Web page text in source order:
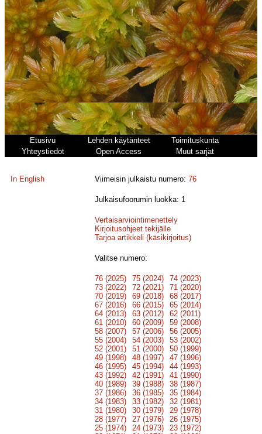
Etusivu Lehden käytänteet
Toimituskunta
Yhteystiedot
Open Access Muut sarjat
In English Viimeisin julkaistu numero:76
Julkaisufoorumin luokka: 1
Vertaisarviointimenettely
Kirjoitusohjeet tekijälle
Tarjoa artikkeli (käsikirjoitus)
Valitse numero:
76 (2025) 75 (2024)
74 (2023)
73 (2022)
72 (2021)
71 (2020)
70 (2019)
69 (2018)
68 (2017)
67 (2016)
66 (2015)
65 (2014)
64 (2013)
63 (2012)
62 (2011)
61 (2010)
60 (2009)
59 (2008)
58 (2007)
57 (2006)
56 (2005)
55 (2004)
54 (2003)
53 (2002)
52 (2001)
51 (2000)
50 (1999)
49 (1998)
48 (1997)
47 (1996)
46 (1995)
45 (1994)
44 (1993)
43 (1992)
42 (1991)
41 (1990)
40 (1989)
39 (1988)
38 (1987)
37 (1986)
36 (1985)
35 (1984)
34 (1983)
33 (1982)
32 (1981)
31 (1980)
30 (1979)
29 (1978)
28 (1977)
27 (1976)
26 (1975)
25 (1974)
24 (1973)
23 (1972)